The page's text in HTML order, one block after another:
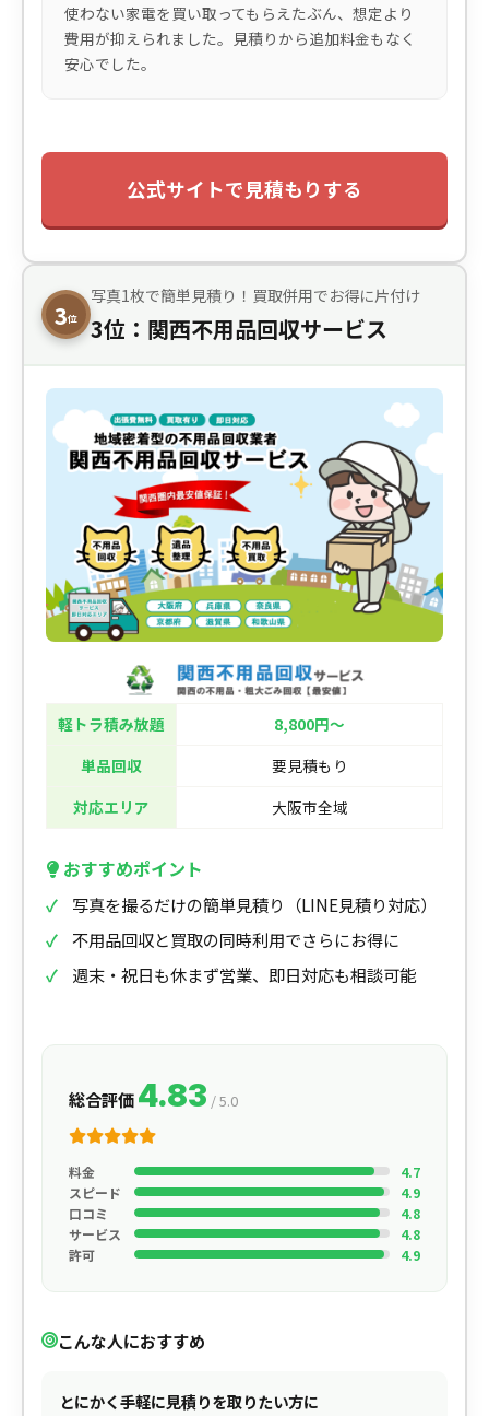
使わない家電を買い取ってもらえたぶん、想定より
費用が抑えられました。見積りから追加料金もなく
安心でした。
公式サイトで見積もりする
3位
写真1枚で簡単見積り！買取併用でお得に片付け
3位：関西不用品回収サービス
軽トラ積み放題
8,800円〜
単品回収
要見積もり
対応エリア
大阪市全域
おすすめポイント
写真を撮るだけの簡単見積り（LINE見積り対応）
不用品回収と買取の同時利用でさらにお得に
週末・祝日も休まず営業、即日対応も相談可能
総合評価4.83 / 5.0
料金
4.7
スピード
4.9
口コミ
4.8
サービス
4.8
許可
4.9
こんな人におすすめ
とにかく手軽に見積りを取りたい方に